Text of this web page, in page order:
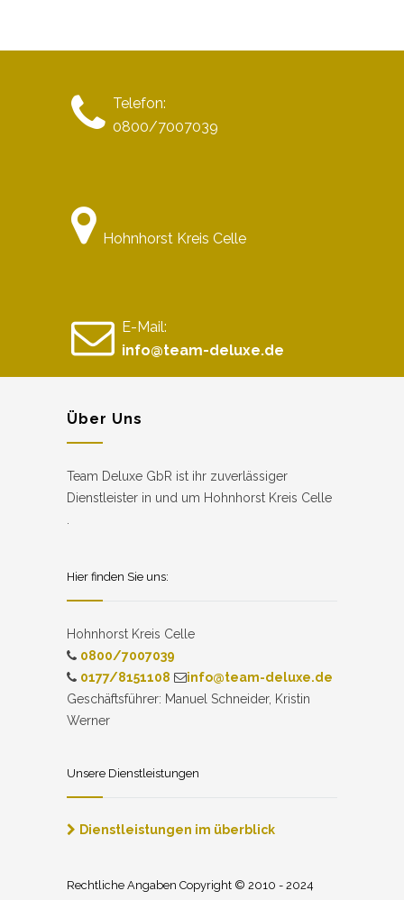
Telefon:
0800/7007039
Hohnhorst Kreis Celle
E-Mail:
info@team-deluxe.de
Über Uns
Team Deluxe GbR ist ihr zuverlässiger
Dienstleister in und um Hohnhorst Kreis Celle
Hier finden Sie uns:
Hohnhorst Kreis Celle
0800/7007039
0177/8151108
info@team-deluxe.de
Geschäftsführer: Manuel Schneider, Kristin
Werner
Unsere Dienstleistungen
Dienstleistungen im überblick
Rechtliche Angaben Copyright © 2010 - 2024